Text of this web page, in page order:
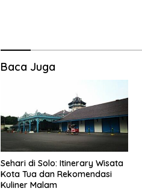
Baca Juga
Sehari di Solo: Itinerary Wisata
Kota Tua dan Rekomendasi
Kuliner Malam